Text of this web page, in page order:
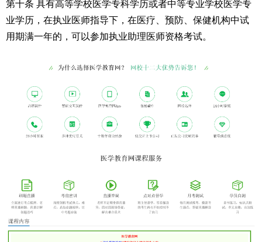
第十条 具有高等学校医学专科学历或者中等专业学校医学专
业学历，在执业医师指导下，在医疗、预防、保健机构中试
用期满一年的，可以参加执业助理医师资格考试。